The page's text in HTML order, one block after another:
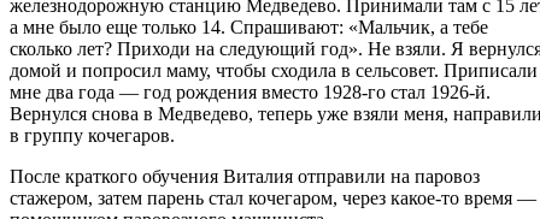
железнодорожную станцию Медведево. Принимали там с 15
а мне было еще только 14. Спрашивают: «Мальчик, а тебе
сколько лет? Приходи на следующий год». Не взяли. Я
домой и попросил маму, чтобы сходила в сельсовет. Приписали
мне два года — год рождения вместо 1928-го стал 1926-й.
Вернулся снова в Медведево, теперь уже взяли меня,
в группу кочегаров.
После краткого обучения Виталия отправили на паровоз
стажером, затем парень стал кочегаром, через какое-то время —